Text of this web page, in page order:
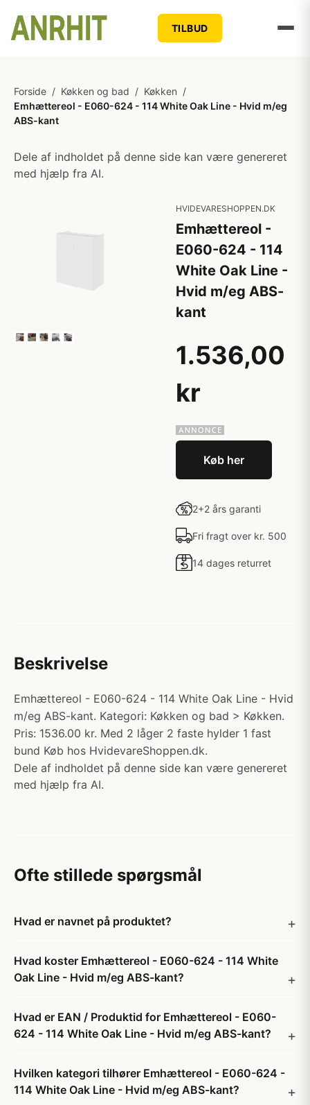
TILBUD
Forside / Køkken og bad / Køkken /
Emhættereol - E060-624 - 114 White Oak Line - Hvid m/eg
ABS-kant
Dele af indholdet på denne side kan være genereret
med hjælp fra AI.
HVIDEVARESHOPPEN.DK
Emhættereol -
E060-624 - 114
White Oak Line -
Hvid m/eg ABS-
kant
1.536,00
kr
Køb her
2+2 års garanti
Fri fragt over kr. 500
14 dages returret
Beskrivelse
Emhættereol - E060-624 - 114 White Oak Line - Hvid
m/eg ABS-kant. Kategori: Køkken og bad > Køkken.
Pris: 1536.00 kr. Med 2 låger 2 faste hylder 1 fast
bund Køb hos HvidevareShoppen.dk.
Dele af indholdet på denne side kan være genereret
med hjælp fra AI.
Ofte stillede spørgsmål
Hvad er navnet på produktet?
Hvad koster Emhættereol - E060-624 - 114 White
Oak Line - Hvid m/eg ABS-kant?
Hvad er EAN / Produktid for Emhættereol - E060-
624 - 114 White Oak Line - Hvid m/eg ABS-kant?
Hvilken kategori tilhører Emhættereol - E060-624 -
114 White Oak Line - Hvid m/eg ABS-kant?